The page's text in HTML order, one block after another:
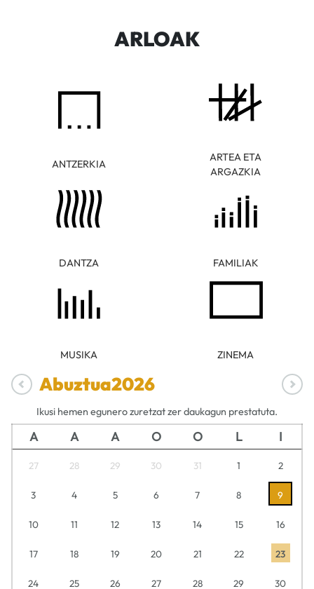
ARLOAK
ANTZERKIA
ARTEA ETA
ARGAZKIA
DANTZA FAMILIAK
MUSIKA ZINEMA
Abuztua2026
Ikusi hemen egunero zuretzat zer daukagun prestatuta.
A A A O O L I
27 28 29 30 31 1 2
3 4 5 6 7 8 9
10 11 12 13 14 15 16
17 18 19 20 21 22 23
24 25 26 27 28 29 30